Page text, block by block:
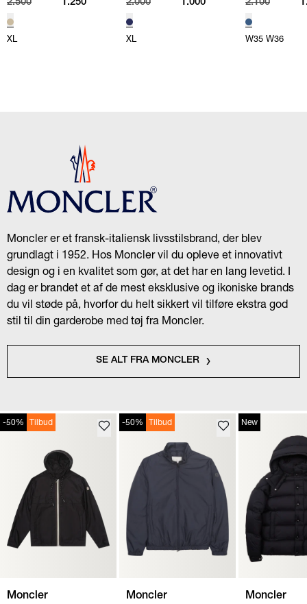
2.500 1.250
XL
2.000 1.000
XL
2.100
W35 W36
Moncler er et fransk-italiensk livsstilsbrand, der blev
grundlagt i 1952. Hos Moncler vil du opleve et innovativt
design og i en kvalitet som gør, at det har en lang levetid. I
dag er brandet et af de mest eksklusive og ikoniske brands
du vil støde på, hvorfor du helt sikkert vil tilføre ekstra god
stil til din garderobe med tøj fra Moncler.
SE ALT FRA MONCLER
-50% Tilbud
Moncler
-50% Tilbud
Moncler
New
Moncler